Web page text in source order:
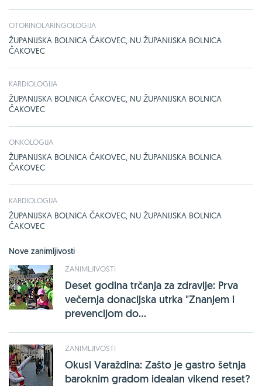
OTORINOLARINGOLOGIJA
ŽUPANIJSKA BOLNICA ČAKOVEC, NU ŽUPANIJSKA BOLNICA
ČAKOVEC
KARDIOLOGIJA
ŽUPANIJSKA BOLNICA ČAKOVEC, NU ŽUPANIJSKA BOLNICA
ČAKOVEC
ONKOLOGIJA
ŽUPANIJSKA BOLNICA ČAKOVEC, NU ŽUPANIJSKA BOLNICA
ČAKOVEC
KARDIOLOGIJA
ŽUPANIJSKA BOLNICA ČAKOVEC, NU ŽUPANIJSKA BOLNICA
ČAKOVEC
Nove zanimljivosti
ZANIMLJIVOSTI
Deset godina trčanja za zdravlje: Prva
večernja donacijska utrka "Znanjem i
prevencijom do...
ZANIMLJIVOSTI
Okusi Varaždina: Zašto je gastro šetnja
baroknim gradom idealan vikend reset?